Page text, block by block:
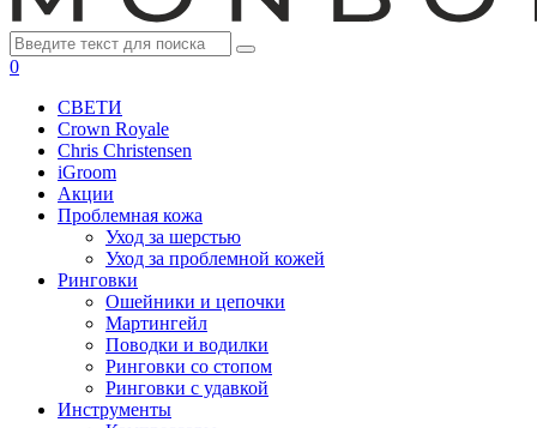
0
СВЕТИ
Crown Royale
Chris Christensen
iGroom
Акции
Проблемная кожа
Уход за шерстью
Уход за проблемной кожей
Ринговки
Ошейники и цепочки
Мартингейл
Поводки и водилки
Ринговки со стопом
Ринговки с удавкой
Инструменты